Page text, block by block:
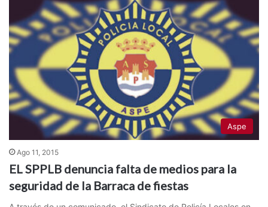
Aspe
Ago 11, 2015
EL SPPLB denuncia falta de medios para la
seguridad de la Barraca de fiestas